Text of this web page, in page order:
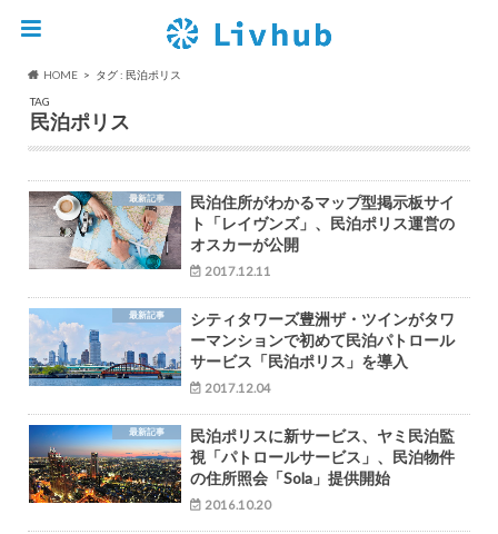
HOME
タグ : 民泊ポリス
TAG
民泊ポリス
最新記事
民泊住所がわかるマップ型掲示板サイ
ト「レイヴンズ」、民泊ポリス運営の
オスカーが公開
2017.12.11
最新記事
シティタワーズ豊洲ザ・ツインがタワ
ーマンションで初めて民泊パトロール
サービス「民泊ポリス」を導入
2017.12.04
最新記事
民泊ポリスに新サービス、ヤミ民泊監
視「パトロールサービス」、民泊物件
の住所照会「Sola」提供開始
2016.10.20